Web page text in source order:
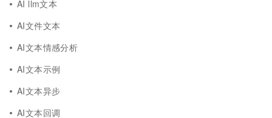
AI llm文本
AI文件文本
AI文本情感分析
AI文本示例
AI文本异步
AI文本回调